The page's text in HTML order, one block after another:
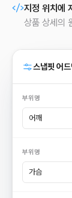
지정 위치에
상품 상세의
스냅핏 어
부위명
어깨
부위명
가슴